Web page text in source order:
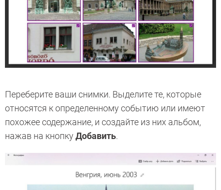
Переберите ваши снимки. Выделите те, которые
относятся к определенному событию или имеют
похожее содержание, и создайте из них альбом,
нажав на кнопкуДобавить.